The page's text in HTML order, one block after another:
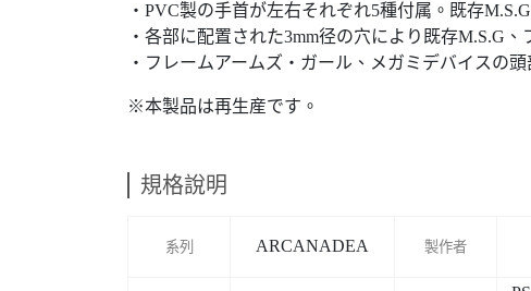
・PVC製の手首が左右それぞれ5種付属。既存
・各部に配置された3mm径の穴により既存M.S.G
・フレームアームズ・ガール、メガミデバイスの
※本製品は再生産です。
規格說明
系列 ARCANADEA 製作者